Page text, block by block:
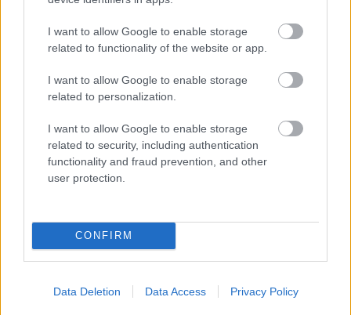
I want to allow Google to enable storage
related to functionality of the website or app.
I want to allow Google to enable storage
related to personalization.
I want to allow Google to enable storage
related to security, including authentication
functionality and fraud prevention, and other
user protection.
CONFIRM
Data Deletion Data Access Privacy Policy
szinhaz szerk.• 2017. november 02.
Csuja Imre egyszerre jeleníti meg a királyt és
bemutatójában, Nagy Zsoltot pedig „pofán csapja” a
Herceg szerepe.